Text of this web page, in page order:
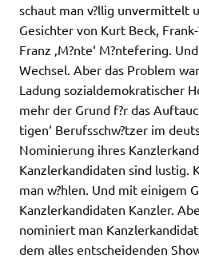
schaut man v?llig unvermittelt
Gesichter von Kurt Beck,
Franz ‚M?nte‘ M?ntefering.
Wechsel. Aber das Problem
Ladung sozialdemokratischer
mehr der Grund f?r das
tigen‘ Berufsschw?tzer im
Nominierung ihres
Kanzlerkandidaten sind lustig.
man w?hlen. Und mit einigem
Kanzlerkandidaten Kanzler.
nominiert man
dem alles entscheidenden